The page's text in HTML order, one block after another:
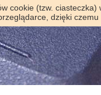
cookie (tzw.
dzięki